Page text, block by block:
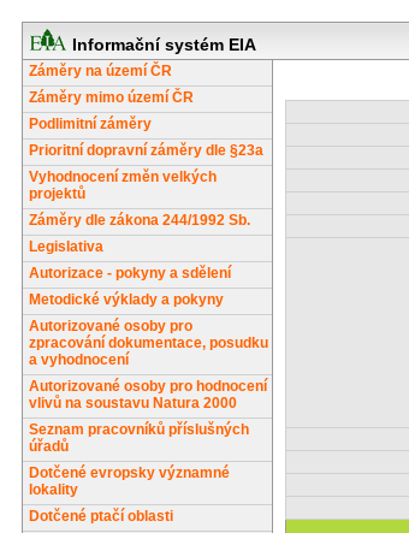
Informační systém EIA
Záměry na území ČR
Záměry mimo území ČR
Podlimitní záměry
Prioritní dopravní záměry dle §23a
Vyhodnocení změn velkých
projektů
Záměry dle zákona 244/1992 Sb.
Legislativa
Autorizace - pokyny a sdělení
Metodické výklady a pokyny
Autorizované osoby pro
zpracování dokumentace, posudku
a vyhodnocení
Autorizované osoby pro hodnocení
vlivů na soustavu Natura 2000
Seznam pracovníků příslušných
úřadů
Dotčené evropsky významné
lokality
Dotčené ptačí oblasti